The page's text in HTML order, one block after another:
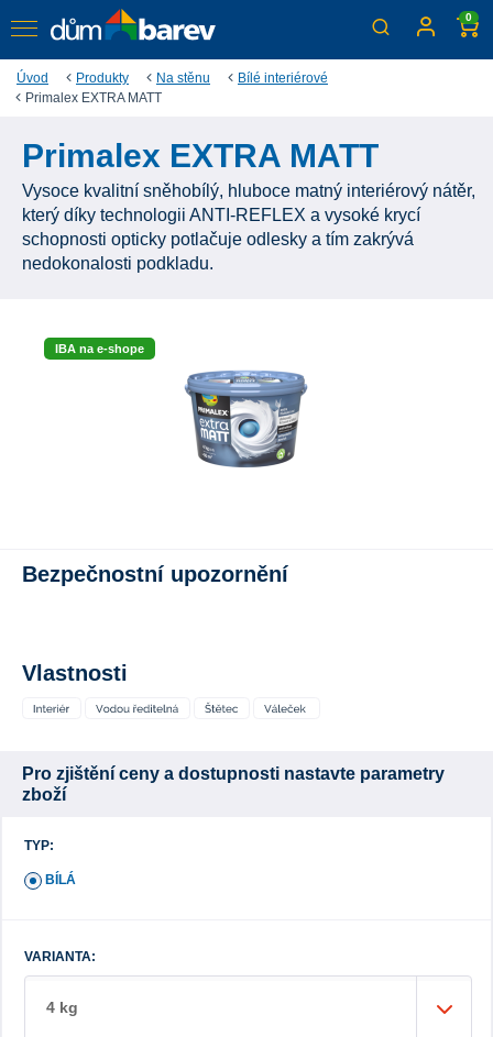
0
Úvod Produkty Na stěnu
Bílé interiérové
Primalex EXTRA MATT
Primalex EXTRA MATT
Vysoce kvalitní sněhobílý, hluboce matný interiérový nátěr,
který díky technologii ANTI-REFLEX a vysoké krycí
schopnosti opticky potlačuje odlesky a tím zakrývá
nedokonalosti podkladu.
IBA na e-shope
Bezpečnostní upozornění
Vlastnosti
Pro zjištění ceny a dostupnosti nastavte parametry
zboží
TYP:
BÍLÁ
VARIANTA:
4 kg